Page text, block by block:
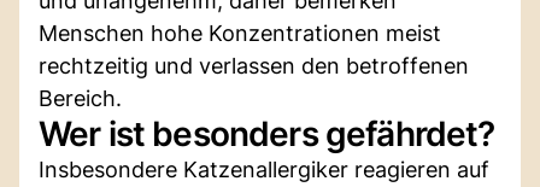
Menschen hohe Konzentrationen meist
rechtzeitig und verlassen den betroffenen
Bereich.
Wer ist besonders gefährdet?
Insbesondere Katzenallergiker reagieren auf